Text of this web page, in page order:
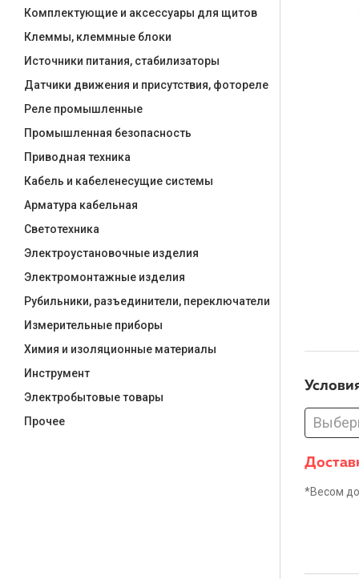
*Весом до
Комплектующие и аксессуары для щитов
Клеммы, клеммные блоки
Источники питания, стабилизаторы
Датчики движения и присутствия, фотореле
Реле промышленные
Промышленная безопасность
Приводная техника
Кабель и кабеленесущие системы
Арматура кабельная
Светотехника
Электроустановочные изделия
Электромонтажные изделия
Рубильники, разъединители, переключатели
Измерительные приборы
Химия и изоляционные материалы
Инструмент
Электробытовые товары
Прочее